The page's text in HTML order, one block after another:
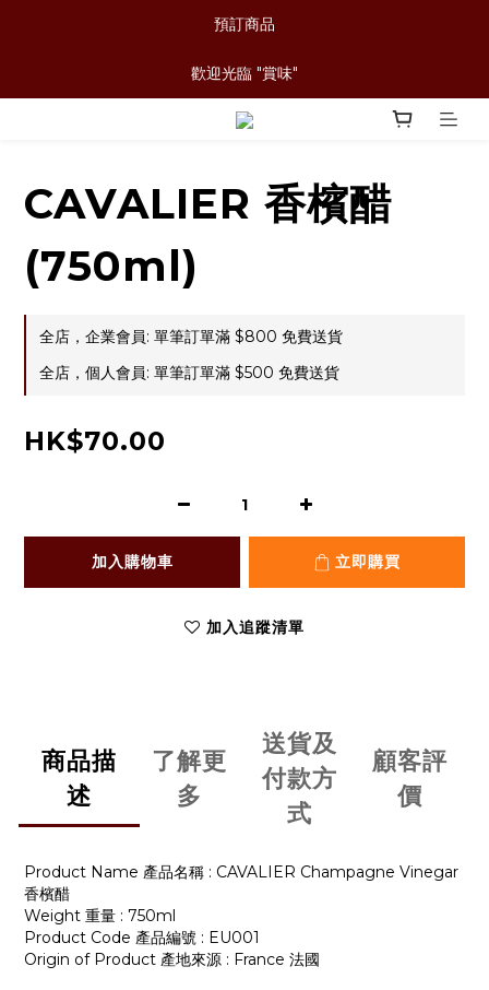
預訂商品
歡迎光臨 "賞味"
CAVALIER 香檳醋
(750ml)
全店，企業會員: 單筆訂單滿 $800 免費送貨
全店，個人會員: 單筆訂單滿 $500 免費送貨
HK$70.00
加入購物車 立即購買
加入追蹤清單
商品描
述
了解更
多
送貨及
付款方
式
顧客評
價
Product Name 產品名稱 : CAVALIER Champagne Vinegar
香檳醋
Weight 重量 : 750ml
Product Code 產品編號 : EU001
Origin of Product 產地來源 : France 法國